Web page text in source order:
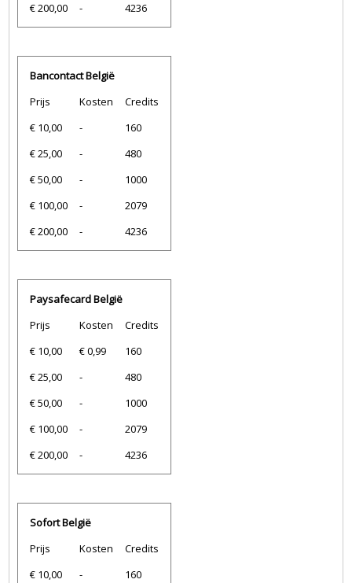
€ 200,00
- 4236
Bancontact België
Prijs
Kosten
Credits
€ 10,00
-
160
€ 25,00
-
480
€ 50,00
-
1000
€ 100,00
-
2079
€ 200,00
- 4236
Paysafecard België
Prijs
Kosten
Credits
€ 10,00
€ 0,99
160
€ 25,00
-
480
€ 50,00
-
1000
€ 100,00
-
2079
€ 200,00
- 4236
Sofort België
Prijs
Kosten
Credits
€ 10,00
-
160